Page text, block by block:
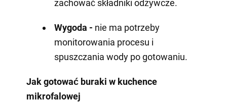
zachować składniki odżywcze.
Wygoda - nie ma potrzeby
monitorowania procesu i
spuszczania wody po gotowaniu.
Jak gotować buraki w kuchence
mikrofalowej